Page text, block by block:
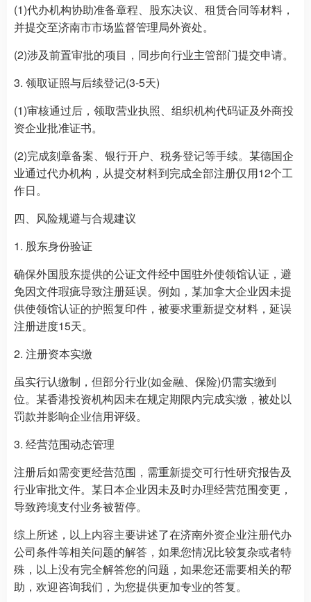
(1)代办机构协助准备章程、股东决议、租赁合同等材料，
并提交至济南市市场监督管理局外资处。
(2)涉及前置审批的项目，同步向行业主管部门提交申请。
3. 领取证照与后续登记(3-5天)
(1)审核通过后，领取营业执照、组织机构代码证及外商投
资企业批准证书。
(2)完成刻章备案、银行开户、税务登记等手续。某德国企
业通过代办机构，从提交材料到完成全部注册仅用12个工
作日。
四、风险规避与合规建议
1. 股东身份验证
确保外国股东提供的公证文件经中国驻外使领馆认证，避
免因文件瑕疵导致注册延误。例如，某加拿大企业因未提
供使领馆认证的护照复印件，被要求重新提交材料，延误
注册进度15天。
2. 注册资本实缴
虽实行认缴制，但部分行业(如金融、保险)仍需实缴到
位。某香港投资机构因未在规定期限内完成实缴，被处以
罚款并影响企业信用评级。
3. 经营范围动态管理
注册后如需变更经营范围，需重新提交可行性研究报告及
行业审批文件。某日本企业因未及时办理经营范围变更，
导致跨境支付业务被暂停。
综上所述，以上内容主要讲述了在济南外资企业注册代办
公司条件等相关问题的解答，如果您情况比较复杂或者特
殊，以上没有完全解答您的问题，如果您还需要相关的帮
助，欢迎咨询我们，为您提供更加专业的答复。